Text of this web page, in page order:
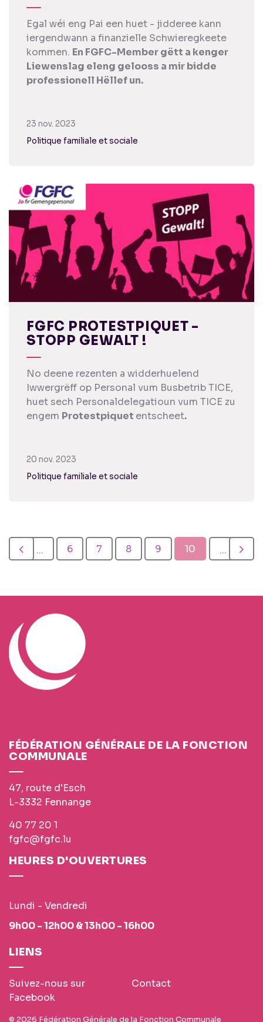
Egal wéi eng Pai een huet - jidderee kann
iergendwann a finanzielle Schwieregkeete
kommen. En FGFC-Member gëtt a kenger
Liewenslag eleng gelooss a mir bidde
professionell Hëllef un.
23 nov. 2023
Politique familiale et sociale
FGFC PROTESTPIQUET -
STOPP GEWALT !
No deene rezenten a widderhuelend
Iwwergrëff op Personal vum Busbetrib TICE,
huet sech Personaldelegatioun vum TICE zu
engem Protestpiquet entscheet.
20 nov. 2023
Politique familiale et sociale
... 6 7 8 9 10 ...
FÉDÉRATION GÉNÉRALE DE LA FONCTION
COMMUNALE
47, route d'Esch
L-3332 Fennange
40 77 20 1
fgfc@fgfc.lu
HEURES D'OUVERTURES
Lundi - Vendredi
9h00 - 12h00 & 13h00 - 16h00
LIENS
Suivez-nous sur
Facebook
Contact
© 2026 Fédération Générale de la Fonction Communale